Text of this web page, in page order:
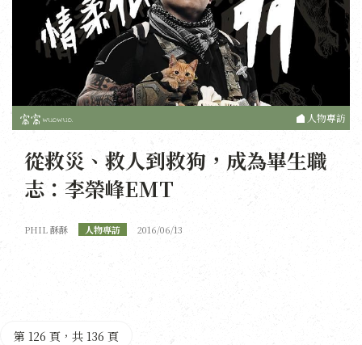
人物專訪
從救災、救人到救狗，成為畢生職
志：李榮峰EMT
PHIL 酥酥 人物專訪 2016/06/13
第 126 頁，共 136 頁